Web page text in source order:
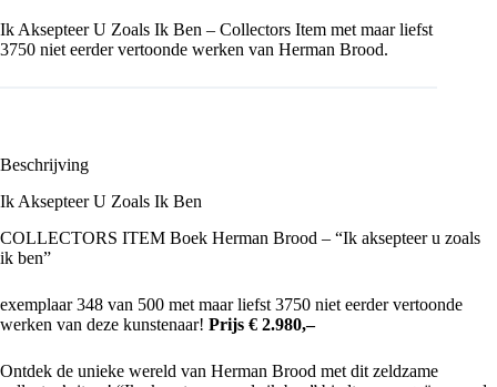
Ik Aksepteer U Zoals Ik Ben – Collectors Item met maar liefst
3750 niet eerder vertoonde werken van Herman Brood.
Beschrijving
Ik Aksepteer U Zoals Ik Ben
COLLECTORS ITEM Boek Herman Brood – “Ik aksepteer u zoals
ik ben”
exemplaar 348 van 500 met maar liefst 3750 niet eerder vertoonde
werken van deze kunstenaar! Prijs € 2.980,–
Ontdek de unieke wereld van Herman Brood met dit zeldzame